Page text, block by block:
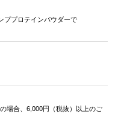
ププロテインパウダーで
場合、6,000円（税抜）以上のご